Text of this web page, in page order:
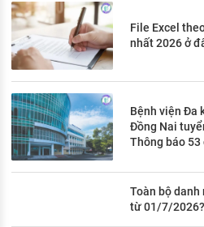
File Excel
nhất 2026 ở
Bệnh viện Đa
Đồng Nai
Thông báo
Toàn bộ
từ 01/7/2026?